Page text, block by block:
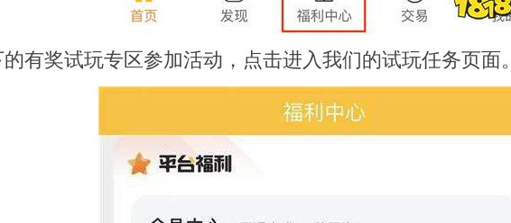
有奖试玩专区参加活动，点击进入我们的试玩任务页面。